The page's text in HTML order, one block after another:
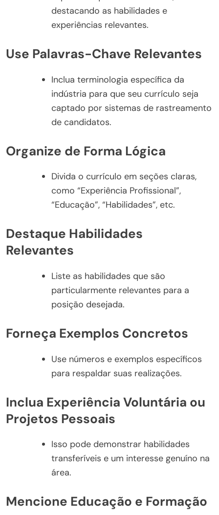
destacando as habilidades e
experiências relevantes.
Use Palavras-Chave Relevantes
Inclua terminologia específica da
indústria para que seu currículo seja
captado por sistemas de rastreamento
de candidatos.
Organize de Forma Lógica
Divida o currículo em seções claras,
como “Experiência Profissional”,
“Educação”, “Habilidades”, etc.
Destaque Habilidades
Relevantes
Liste as habilidades que são
particularmente relevantes para a
posição desejada.
Forneça Exemplos Concretos
Use números e exemplos específicos
para respaldar suas realizações.
Inclua Experiência Voluntária ou
Projetos Pessoais
Isso pode demonstrar habilidades
transferíveis e um interesse genuíno na
área.
Mencione Educação e Formação